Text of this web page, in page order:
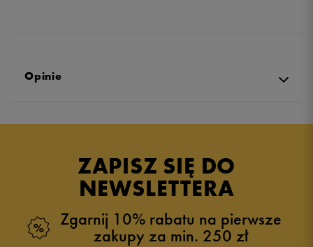
Opinie
ZAPISZ SIĘ DO
NEWSLETTERA
Zgarnij 10% rabatu na pierwsze
zakupy za min. 250 zł